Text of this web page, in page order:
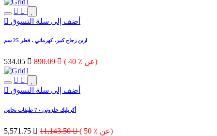
أضف إلى سلة التسوق
ارين زجاج كبير، كهرماني ، قطر 25 سم
534.05  890.09 ( 40 ٪ عن)
أضف إلى سلة التسوق
أكريليك حلزوني - 7 طبقات نحاس
5,571.75  11,143.50 ( 50 ٪ عن)